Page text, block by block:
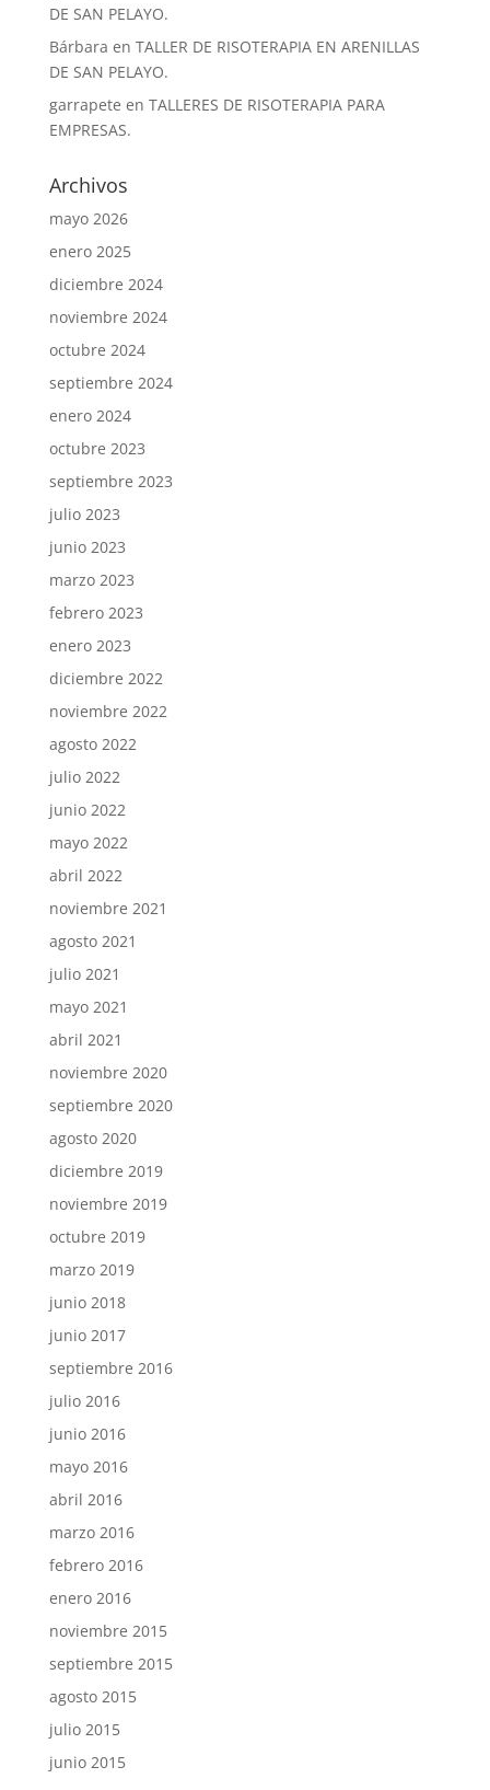
DE SAN PELAYO.
Bárbara en TALLER DE RISOTERAPIA EN ARENILLAS
DE SAN PELAYO.
garrapete en TALLERES DE RISOTERAPIA PARA
EMPRESAS.
Archivos
mayo 2026
enero 2025
diciembre 2024
noviembre 2024
octubre 2024
septiembre 2024
enero 2024
octubre 2023
septiembre 2023
julio 2023
junio 2023
marzo 2023
febrero 2023
enero 2023
diciembre 2022
noviembre 2022
agosto 2022
julio 2022
junio 2022
mayo 2022
abril 2022
noviembre 2021
agosto 2021
julio 2021
mayo 2021
abril 2021
noviembre 2020
septiembre 2020
agosto 2020
diciembre 2019
noviembre 2019
octubre 2019
marzo 2019
junio 2018
junio 2017
septiembre 2016
julio 2016
junio 2016
mayo 2016
abril 2016
marzo 2016
febrero 2016
enero 2016
noviembre 2015
septiembre 2015
agosto 2015
julio 2015
junio 2015